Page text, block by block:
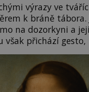
výrazy ve
k bráně tábora.
na dozorkyni a
však přichází gesto,
do plynové komory.
Josef
Himmler
jen otřela. Jenže